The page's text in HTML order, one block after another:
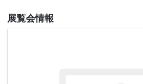
展覧会情報